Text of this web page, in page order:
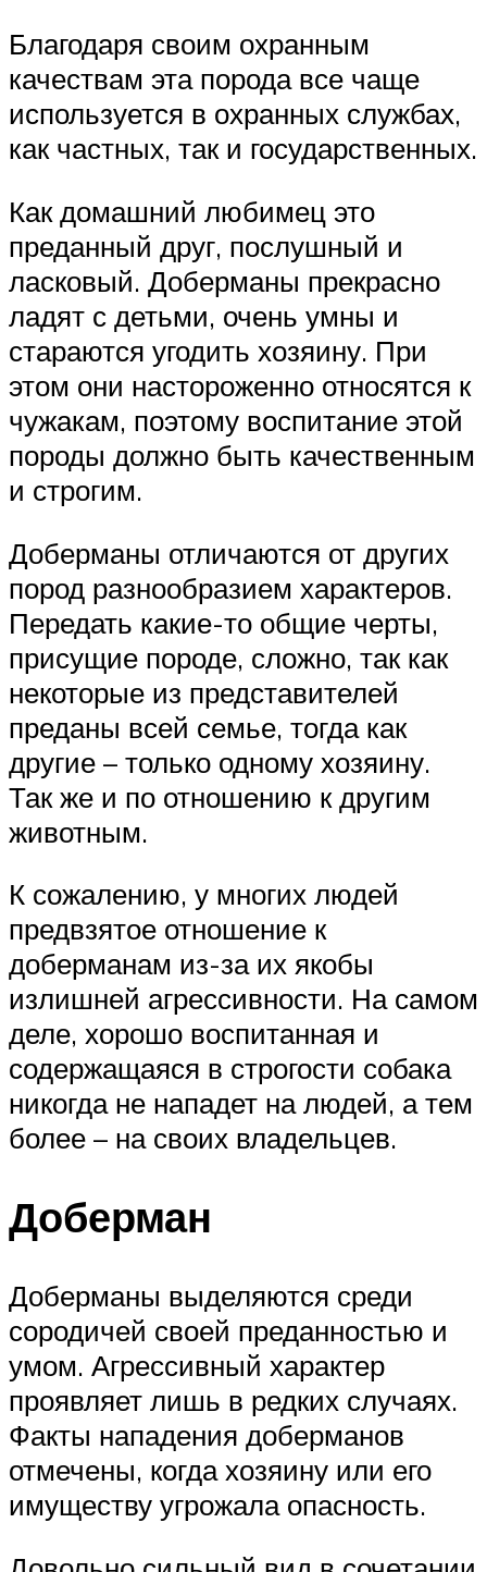
Благодаря своим охранным
качествам эта порода все чаще
используется в охранных службах,
как частных, так и государственных.
Как домашний любимец это
преданный друг, послушный и
ласковый. Доберманы прекрасно
ладят с детьми, очень умны и
стараются угодить хозяину. При
этом они настороженно относятся к
чужакам, поэтому воспитание этой
породы должно быть качественным
и строгим.
Доберманы отличаются от других
пород разнообразием характеров.
Передать какие-то общие черты,
присущие породе, сложно, так как
некоторые из представителей
преданы всей семье, тогда как
другие – только одному хозяину.
Так же и по отношению к другим
животным.
К сожалению, у многих людей
предвзятое отношение к
доберманам из-за их якобы
излишней агрессивности. На самом
деле, хорошо воспитанная и
содержащаяся в строгости собака
никогда не нападет на людей, а тем
более – на своих владельцев.
Доберман
Доберманы выделяются среди
сородичей своей преданностью и
умом. Агрессивный характер
проявляет лишь в редких случаях.
Факты нападения доберманов
отмечены, когда хозяину или его
имуществу угрожала опасность.